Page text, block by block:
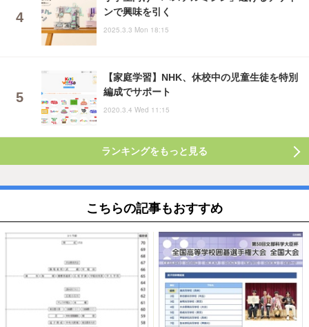
ンで興味を引く
2025.3.3 Mon 18:15
【家庭学習】NHK、休校中の児童生徒を特別
編成でサポート
2020.3.4 Wed 11:15
ランキングをもっと見る
こちらの記事もおすすめ